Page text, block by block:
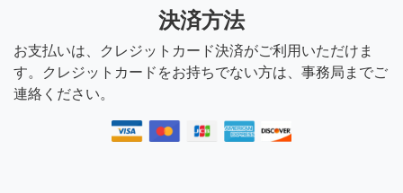
決済方法
お支払いは、クレジットカード決済がご利用いただけま
す。クレジットカードをお持ちでない方は、事務局までご
連絡ください。